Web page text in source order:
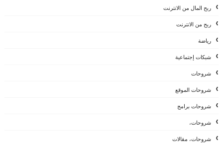
ربح المال من الانترنت
ربح من الانترنت
رياضة
شبكات إجتماعية
شروحات
شروحات الموقع
شروحات برامج
شروحات،
شروحات، مقالات